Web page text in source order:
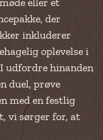
der
inkluderer
oplevelse i
udfordre hinanden
duel, prøve
med en festlig
vi sørger for, at